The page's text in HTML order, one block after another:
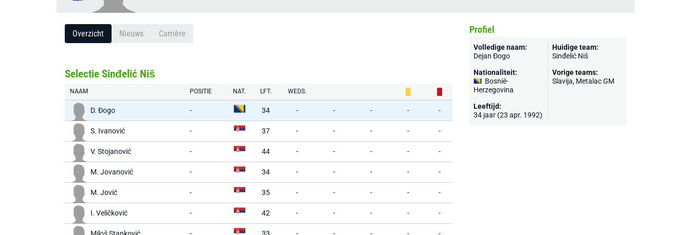
Overzicht Nieuws Carrière
Selectie Sinđelić Niš
NAAM POSITIE NAT. LFT. WEDS.
D. Đogo - 34 - - - - -
S. Ivanović - 37 - - - - -
V. Stojanović - 44 - - - - -
M. Jovanović - 34 - - - - -
M. Jović - 35 - - - - -
I. Veličković - 42 - - - - -
Profiel
Volledige naam:
Dejan Đogo
Nationaliteit:
Bosnië-
Herzegovina
Leeftijd:
34 jaar (23 apr. 1992)
Huidige team:
Sinđelić Niš
Vorige teams:
Slavija, Metalac GM